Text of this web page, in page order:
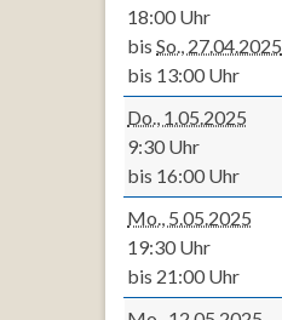
18:00 Uhr
bis So., 27.04.2025
bis 13:00 Uhr
Do., 1.05.2025
9:30 Uhr
bis 16:00 Uhr
Mo., 5.05.2025
19:30 Uhr
bis 21:00 Uhr